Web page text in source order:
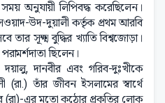
অনুযায়ী লিপিবদ্ধ করেছিলেন।
উদ-দুয়ালী কর্তৃক প্রথম আরবি
তার সূক্ষ্ম বুদ্ধির খ্যাতি বিশ্বজোড়া।
ছিলেন।
দানবীর এবং গরিব-দুঃখীকে
তাঁর জীবন ইসলামের স্বার্থে
(রা)-এর মতো কঠোর প্রকৃতির লোক